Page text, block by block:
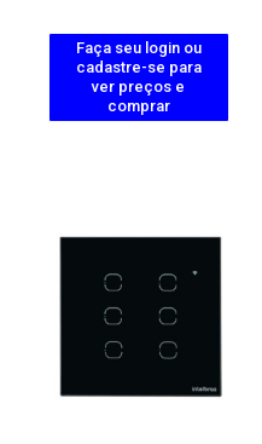
Faça seu login ou
cadastre-se para
ver preços e
comprar